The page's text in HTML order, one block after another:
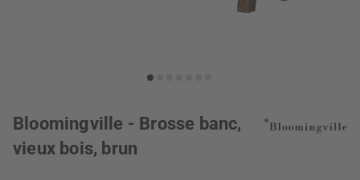
Bloomingville - Brosse banc,
vieux bois, brun